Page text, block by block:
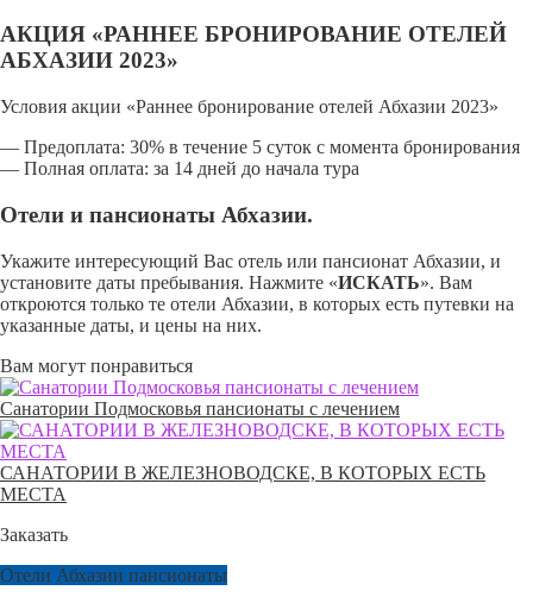
АКЦИЯ «РАННЕЕ БРОНИРОВАНИЕ ОТЕЛЕЙ
АБХАЗИИ 2023»
Условия акции «Раннее бронирование отелей Абхазии 2023»
— Предоплата: 30% в течение 5 суток с момента бронирования
— Полная оплата: за 14 дней до начала тура
Отели и пансионаты Абхазии.
Укажите интересующий Вас отель или пансионат Абхазии, и
установите даты пребывания. Нажмите «ИСКАТЬ». Вам
откроются только те отели Абхазии, в которых есть путевки на
указанные даты, и цены на них.
Вам могут понравиться
Санатории Подмосковья пансионаты с лечением
САНАТОРИИ В ЖЕЛЕЗНОВОДСКЕ, В КОТОРЫХ ЕСТЬ
МЕСТА
Заказать
Отели Абхазии пансионаты